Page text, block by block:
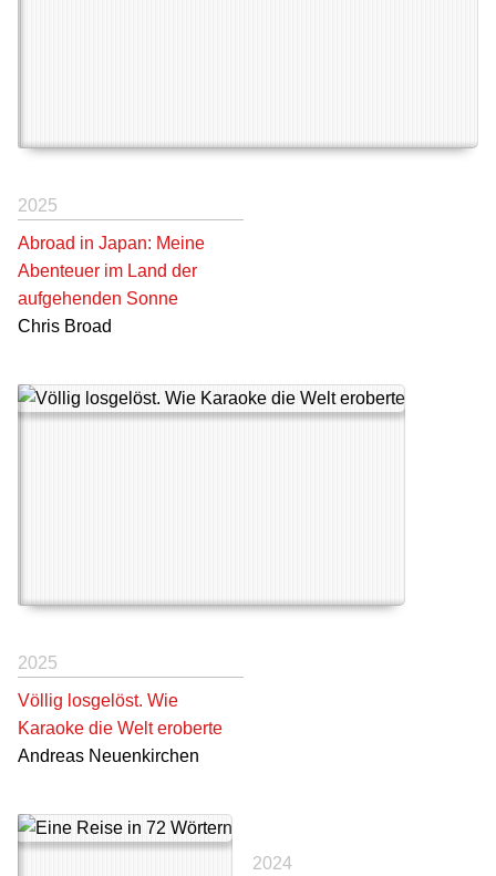
2025
Abroad in Japan: Meine
Abenteuer im Land der
aufgehenden Sonne
Chris Broad
2025
Völlig losgelöst. Wie
Karaoke die Welt eroberte
Andreas Neuenkirchen
2024